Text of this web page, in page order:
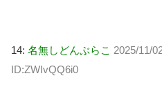
14: 名無しどんぶらこ 2025/11/
ID:ZWIvQQ6i0